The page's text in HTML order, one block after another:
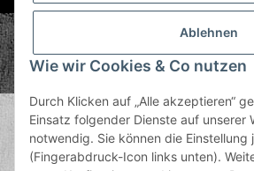
© Plastic Bomb GmbH
Copyright © 2026 Plastic
Powered byJTL-Shop
Ablehnen
Wie wir Cookies & Co nutzen
Durch Klicken auf „Alle akzeptieren“
Einsatz folgender Dienste auf unserer
notwendig. Sie können die Einstellung
(Fingerabdruck-Icon links unten).